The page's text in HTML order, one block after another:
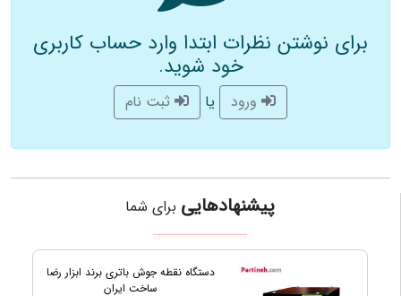
برای نوشتن نظرات ابتدا وارد حساب کاربری
خود شوید.
یا
پیشنهادهایی برای شما
دستگاه نقطه جوش باتری برند ابزار رضا
ساخت ایران